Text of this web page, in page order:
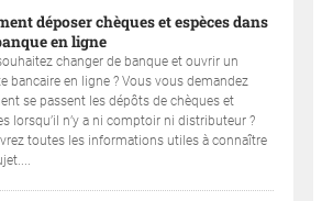
déposer chèques et espèces dans
en ligne
changer de banque et ouvrir un
bancaire en ligne ? Vous vous demandez
se passent les dépôts de chèques et
lorsqu’il n’y a ni comptoir ni distributeur ?
toutes les informations utiles à connaître